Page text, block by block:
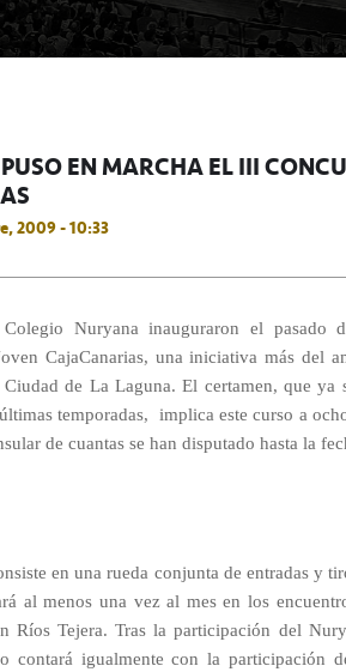
EN MARCHA EL III
2009 - 10:33
Nuryana inauguraron el pasado
CajaCanarias, una iniciativa más del
Ciudad de La Laguna. El certamen, que
temporadas,
implica este curso a
de cuantas se han disputado hasta la
en una rueda conjunta de entradas y
al menos una vez al mes en los
Ríos Tejera. Tras la participación del
contará igualmente con la participación